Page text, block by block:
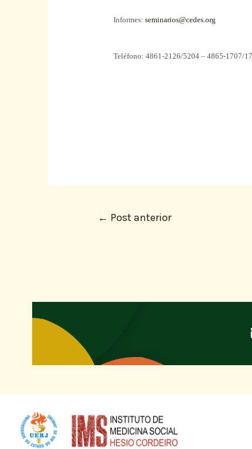
Informes:seminarios@cedes.org
Teléfono: 4861-2126/5204 – 4865-1707/
← Post anterior